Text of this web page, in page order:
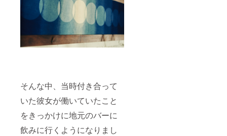
そんな中、当時付き合って
いた彼女が働いていたこと
をきっかけに地元のバーに
飲みに行くようになりまし